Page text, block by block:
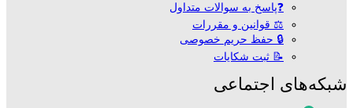
❓پاسخ به سوالات متداول
⚖ قوانین و مقررات
🔒 حفظ حریم خصوصی
📝 ثبت شکایات
شبکه‌های اجتماعی